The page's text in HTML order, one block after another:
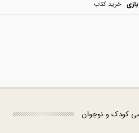
خرید کتاب
کودک و نوجوان